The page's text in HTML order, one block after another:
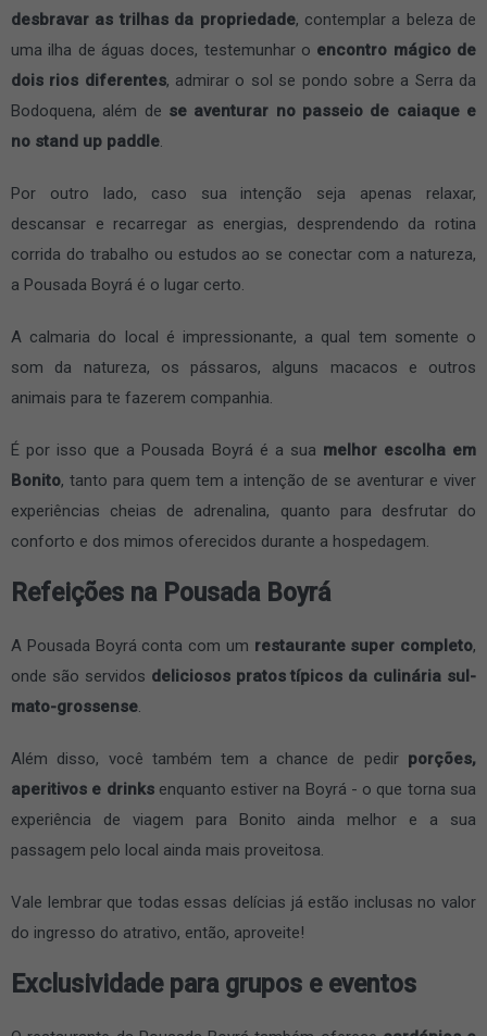
desbravar as trilhas da propriedade, contemplar a beleza de
uma ilha de águas doces, testemunhar o encontro mágico de
dois rios diferentes, admirar o sol se pondo sobre a Serra da
Bodoquena, além de se aventurar no passeio de caiaque e
no stand up paddle
Por outro lado, caso sua intenção seja apenas relaxar,
descansar e recarregar as energias, desprendendo da rotina
corrida do trabalho ou estudos ao se conectar com a natureza,
a Pousada Boyrá é o lugar certo.
A calmaria do local é impressionante, a qual tem somente o
som da natureza, os pássaros, alguns macacos e outros
animais para te fazerem companhia.
É por isso que a Pousada Boyrá é a sua melhor escolha em
Bonito, tanto para quem tem a intenção de se aventurar e viver
experiências cheias de adrenalina, quanto para desfrutar do
conforto e dos mimos oferecidos durante a hospedagem.
Refeições na Pousada Boyrá
A Pousada Boyrá conta com um restaurante super completo,
onde são servidos deliciosos pratos típicos da culinária sul-
mato-grossense
Além disso, você também tem a chance de pedir porções,
aperitivos e drinksenquanto estiver na Boyrá - o que torna sua
experiência de viagem para Bonito ainda melhor e a sua
passagem pelo local ainda mais proveitosa.
Vale lembrar que todas essas delícias já estão inclusas no valor
do ingresso do atrativo, então, aproveite!
Exclusividade para grupos e eventos